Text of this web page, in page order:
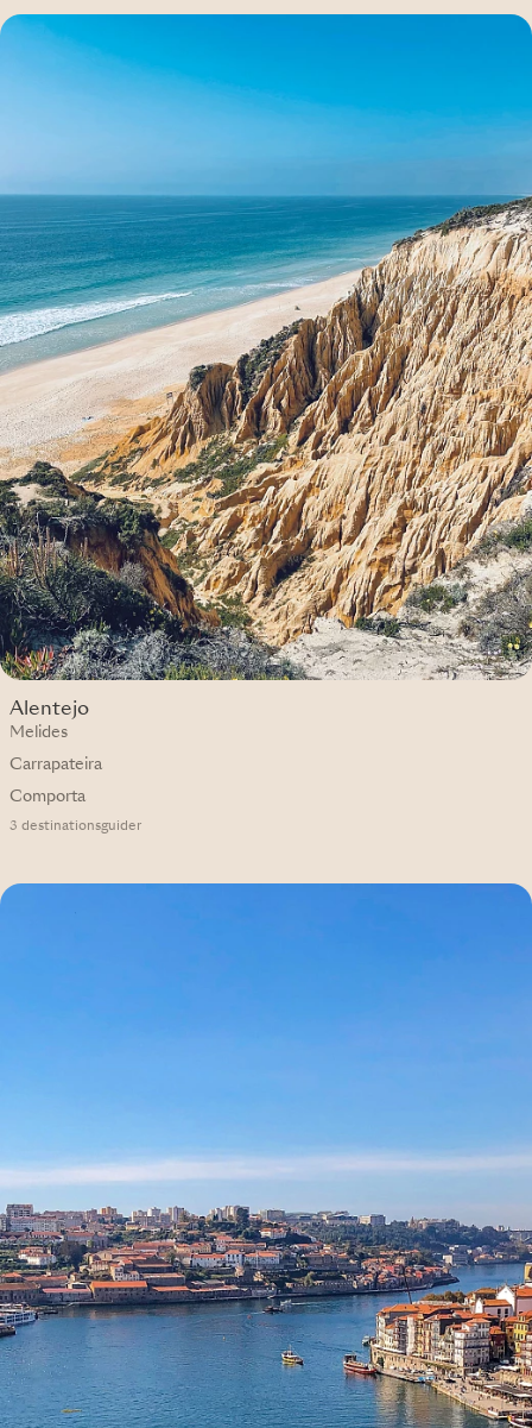
Alentejo
Melides
Carrapateira
Comporta
3 destinationsguider